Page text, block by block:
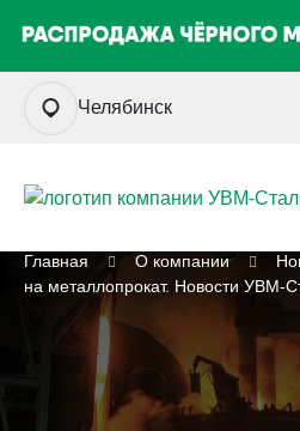
Челябинск
Главная О компании
на металлопрокат. Новости УВМ-